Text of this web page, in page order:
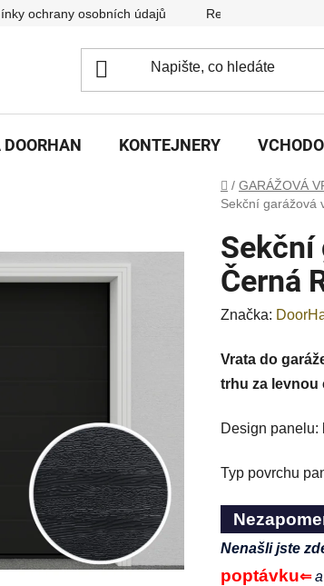
ochrany osobních údajů Reklamační řád
KONTEJNERY
Domů
/ GARÁŽOVÁ
Sekční garážová
Sekční
Černá
Značka:
Vrata do
trhu za levnou
Design panelu:
Typ povrchu
Nenašli jste
poptávku⇐